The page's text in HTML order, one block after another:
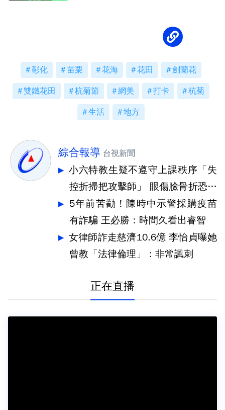
彰化 苗栗 花海 花田 劍蘭花
雙鐵花田 杭菊節 網美 打卡 杭菊
生活 地方
綜合報導 台視新聞
小六特教生疑不遵守上課秩序「失
控折掃把攻擊師」 眼傷臉骨折恐失
明
5年前苦勸！陳時中示警採購疫苗
有詐騙 王必勝：時間久看出睿智
女律師詐走慈濟10.6億 李怡貞曝她
曾教「法律倫理」：非常諷刺
正在直播